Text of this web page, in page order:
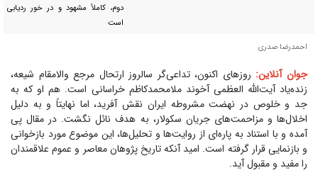
دوم، کاملاً مشهود و در خور ردیابی
است
احمدرضا صدری
جوان آنلاین: روز‌های اکنون، تداعی‌گر سالروز ارتحال مرجع والامقام شیعه،
زنده‌یاد آیت‌الله العظمی آخوند ملامحمدکاظم خراسانی است. هم او که به
جد و خلوص در نهضت مشروطه ایران نقش آفرید، اما نهایتاً و به دلیل
اخلال‌ها و مزاحمت‌های جریان سکولار، به هدف نائل نگشت. در مقال پی
آمده و با استناد به پاره‌ای از روایت‌ها و تحلیل‌ها، این موضوع مورد بازخوانی
و بازنمایی قرار گرفته است. امید آنکه تاریخ پژوهان معاصر و عموم علاقمندان
را مفید و مقبول آید.